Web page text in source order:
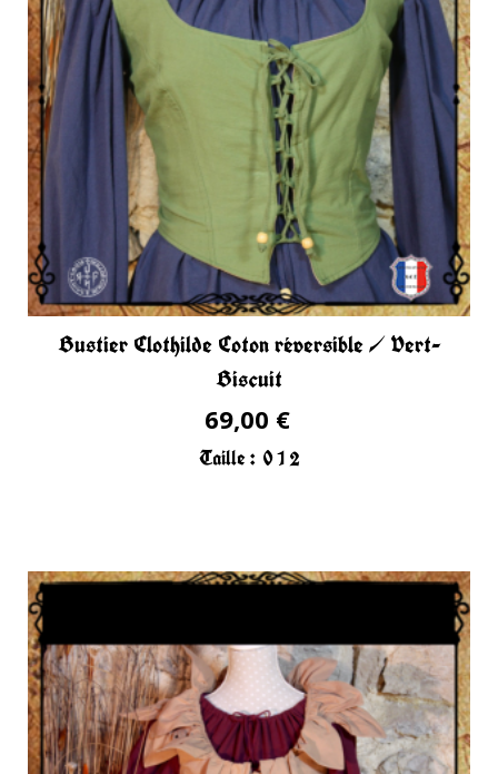
Bustier Clothilde Coton réversible / Vert-
Biscuit
69,00 €
Taille : 01 2